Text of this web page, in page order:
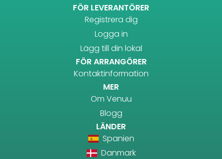
FÖR LEVERANTÖRER
Registrera dig
Logga in
Lägg till din lokal
FÖR ARRANGÖRER
Kontaktinformation
MER
Om Venuu
Blogg
LÄNDER
Spanien
Danmark